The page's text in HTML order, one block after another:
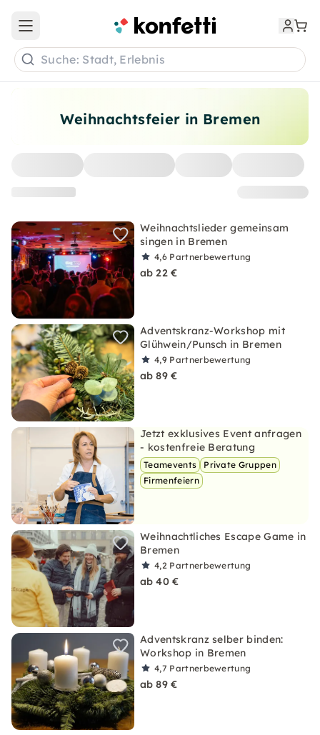
Weihnachtsfeier in Bremen
Weihnachtslieder gemeinsam
singen in Bremen
4,6 Partnerbewertung
ab 22 €
Adventskranz-Workshop mit
Glühwein/Punsch in Bremen
4,9 Partnerbewertung
ab 89 €
Jetzt exklusives Event anfragen
- kostenfreie Beratung
Teamevents
Private Gruppen
Firmenfeiern
Weihnachtliches Escape Game in
Bremen
4,2 Partnerbewertung
ab 40 €
Adventskranz selber binden:
Workshop in Bremen
4,7 Partnerbewertung
ab 89 €
Open main menu
Suche: Stadt, Erlebnis